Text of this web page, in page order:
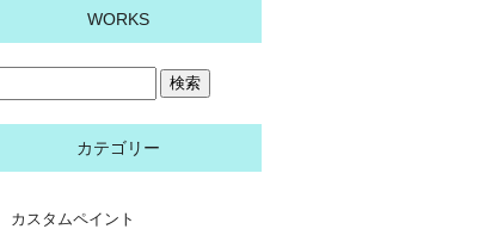
WORKS
カテゴリー
カスタムペイント